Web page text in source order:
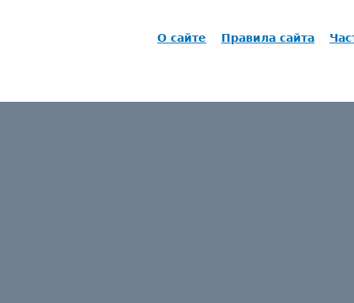
О сайте Правила сайта